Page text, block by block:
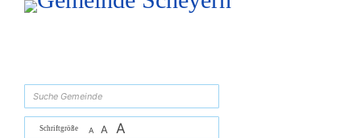
Zum Inhalt, zur Navigationoder zur Startseite springen.
Schriftgröße A A A